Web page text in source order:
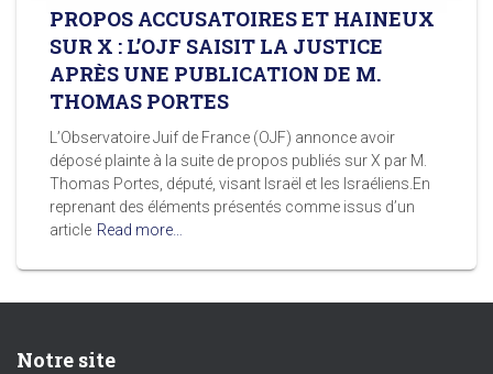
PROPOS ACCUSATOIRES ET HAINEUX
SUR X : L’OJF SAISIT LA JUSTICE
APRÈS UNE PUBLICATION DE M.
THOMAS PORTES
L’Observatoire Juif de France (OJF) annonce avoir
déposé plainte à la suite de propos publiés sur X par M.
Thomas Portes, député, visant Israël et les Israéliens.En
reprenant des éléments présentés comme issus d’un
article Read more…
Notre site